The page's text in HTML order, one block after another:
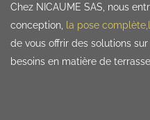
Chez NICAUME SAS, nous
conception,
la pose complète,
de vous offrir des solutions
besoins en matière de